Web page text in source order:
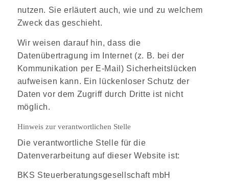
nutzen. Sie erläutert auch, wie und zu welchem
Zweck das geschieht.
Wir weisen darauf hin, dass die
Datenübertragung im Internet (z. B. bei der
Kommunikation per E-Mail) Sicherheitslücken
aufweisen kann. Ein lückenloser Schutz der
Daten vor dem Zugriff durch Dritte ist nicht
möglich.
Hinweis zur verantwortlichen Stelle
Die verantwortliche Stelle für die
Datenverarbeitung auf dieser Website ist:
BKS Steuerberatungsgesellschaft mbH